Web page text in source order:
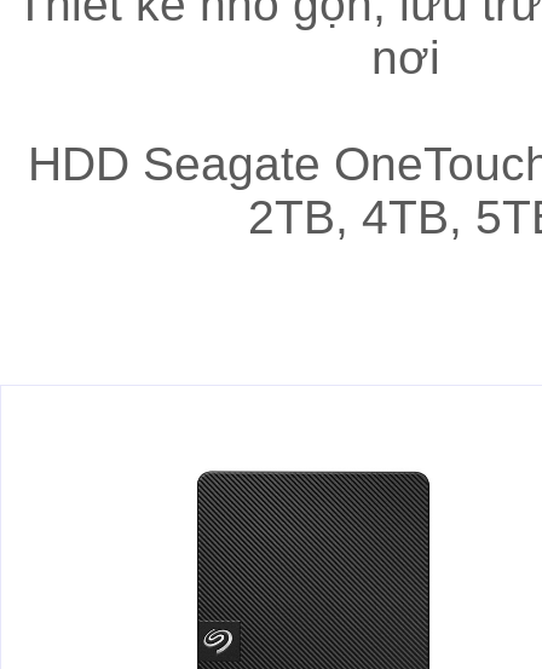
nơi
HDD Seagate
2TB, 4TB,